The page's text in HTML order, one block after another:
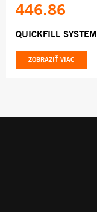
446.86
QUICKFILL SYSTEM
ZOBRAZIŤ VIAC